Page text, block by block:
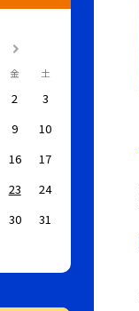
金 土
2
3
9
10
16
17
23
24
30 31